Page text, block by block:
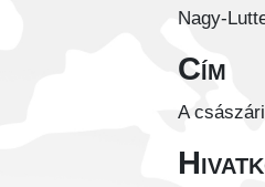
Nagy-
Cím
A